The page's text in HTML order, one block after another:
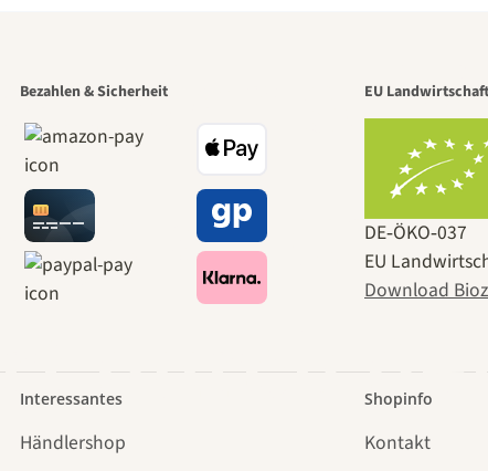
der
zu
durch
Bezahlen & Sicherheit EU
DE‑ÖKO‑037
EU
Download
Interessantes
Händlershop
Shopinfo
Kontakt